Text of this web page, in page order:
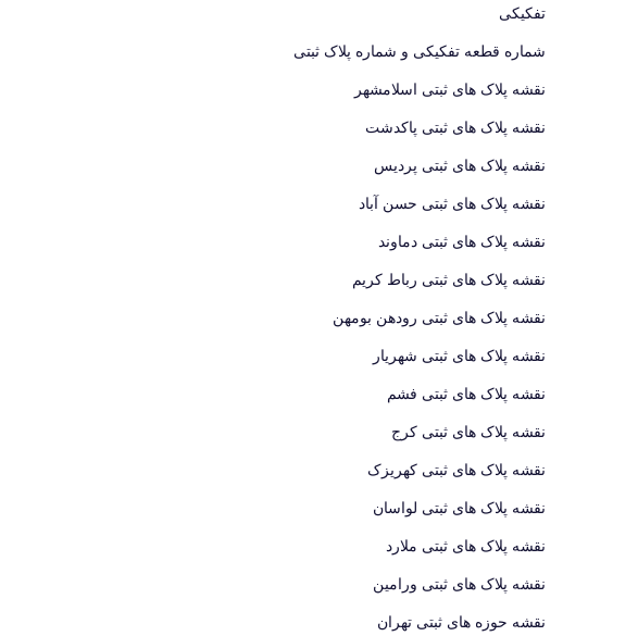
تفکیکی
شماره قطعه تفکیکی و شماره پلاک ثبتی
نقشه پلاک های ثبتی اسلامشهر
نقشه پلاک های ثبتی پاکدشت
نقشه پلاک های ثبتی پردیس
نقشه پلاک های ثبتی حسن آباد
نقشه پلاک های ثبتی دماوند
نقشه پلاک های ثبتی رباط کریم
نقشه پلاک های ثبتی رودهن بومهن
نقشه پلاک های ثبتی شهریار
نقشه پلاک های ثبتی فشم
نقشه پلاک های ثبتی کرج
نقشه پلاک های ثبتی کهریزک
نقشه پلاک های ثبتی لواسان
نقشه پلاک های ثبتی ملارد
نقشه پلاک های ثبتی ورامین
نقشه حوزه های ثبتی تهران